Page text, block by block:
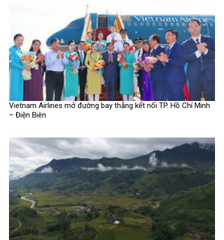
Vietnam Airlines mở đường bay thẳng kết nối TP. Hồ Chí Minh
– Điện Biên